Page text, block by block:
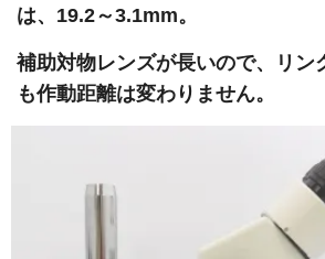
は、19.2～3.1mm。
補助対物レンズが長いので、リン
も作動距離は変わりません。